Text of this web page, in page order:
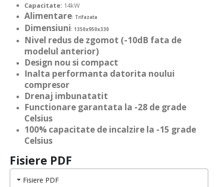
Capacitate: 14kW
Alimentare: Trifazata
Dimensiuni: 1350x950x330
Nivel redus de zgomot (-10dB fata de
modelul anterior)
Design nou si compact
Inalta performanta datorita noului
compresor
Drenaj imbunatatit
Functionare garantata la -28 de grade
Celsius
100% capacitate de incalzire la -15 grade
Celsius
Fisiere PDF
Fisiere PDF